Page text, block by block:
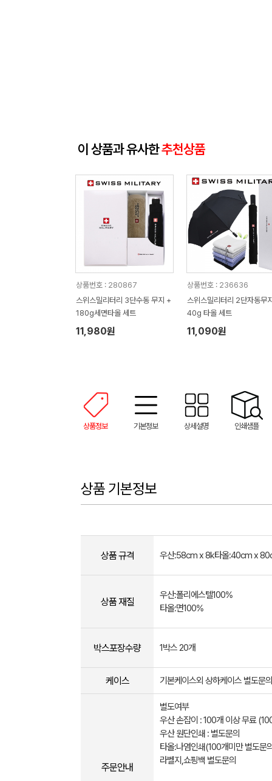
이 상품과 유사한추천상품
상품번호 : 280867
스위스밀리터리 3단수동 무지 +
180g세면타올 세트
11,980원
상품번호 : 236636
스위스밀리터리 2단자동무
40g 타올 세트
11,090원
상품정보 기본정보 상세설명 인쇄샘플
상품 기본정보
상품 규격 우산:58cm x 8k타올:40cm x
상품 재질
우산:폴리에스텔100%
타올:면100%
박스포장수량 1박스 20개
케이스 기본케이스외 상하케이스 별도문의
주문안내
별도여부
우산 손잡이 : 100개 이상 무료
우산 원단인쇄 : 별도문의
타올:나염인쇄(100개미만 별도문
라벨지,쇼핑백 별도문의